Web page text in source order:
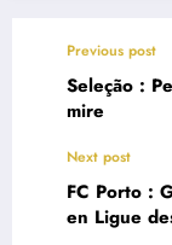
Previous post
Seleção :
mire
Next post
FC Porto :
en Ligue